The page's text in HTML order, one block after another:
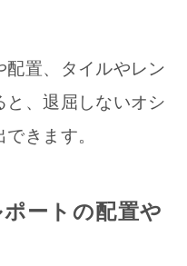
配置、タイルやレン
と、退屈しないオシ
きます。
ートの配置や